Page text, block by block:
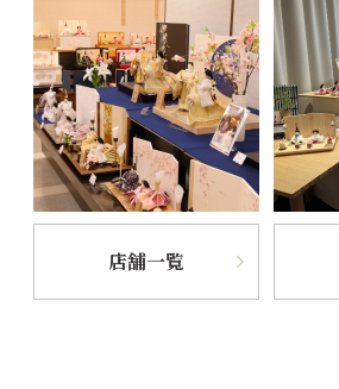
店舗一覧